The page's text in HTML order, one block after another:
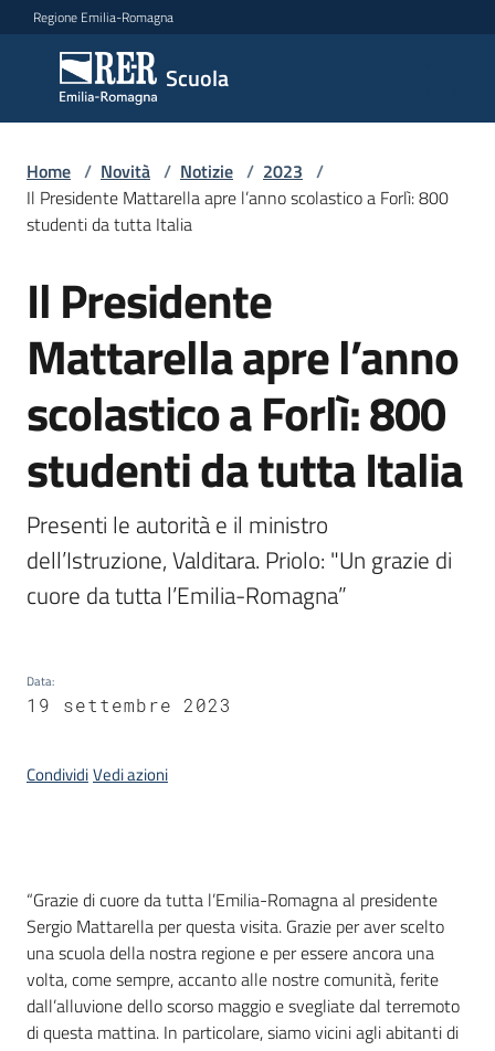
Vai al contenuto
Vai alla navigazione
Vai al footer
Regione Emilia-Romagna
Scuola
Scuola
Argomenti
Servizi
Leggi,
atti
e
bandi
Piani,
programmi
e
Home / Novità / Notizie / 2023 /
Il Presidente Mattarella apre l’anno scolastico a Forlì: 800
studenti da tutta Italia
Salta al contenuto
Il Presidente
Mattarella apre l’anno
scolastico a Forlì: 800
studenti da tutta Italia
Presenti le autorità e il ministro
dell’Istruzione, Valditara. Priolo: "Un grazie di
cuore da tutta l’Emilia-Romagna”
Data:
19 settembre 2023
CondividiVedi azioni
Introduzione
“Grazie di cuore da tutta l’Emilia-Romagna al presidente
Sergio Mattarella per questa visita. Grazie per aver scelto
una scuola della nostra regione e per essere ancora una
volta, come sempre, accanto alle nostre comunità, ferite
dall’alluvione dello scorso maggio e svegliate dal terremoto
di questa mattina. In particolare, siamo vicini agli abitanti di